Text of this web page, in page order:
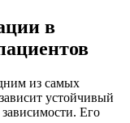
в
из самых
устойчивый
Его